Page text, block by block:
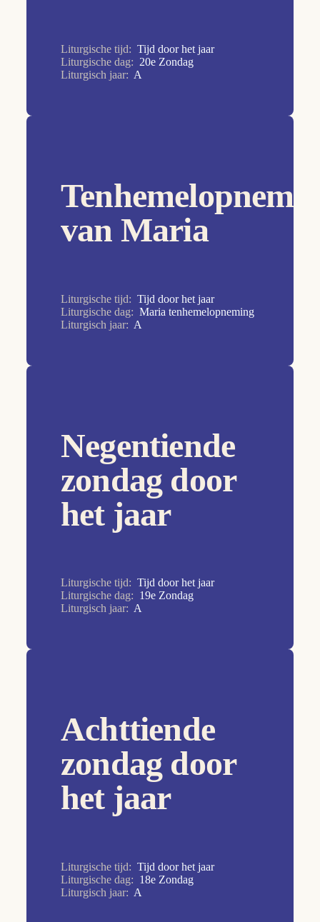
23e Zondag
24e Zondag
29e Zondag
2e Zondag
31e Zondag
32e Zondag
5e Zondag
6e Zondag
7e Zondag
8e Zondag
Allerheiligen
Allerzielen
Goede Vrijdag
Heilige Familie
Hemelvaart van de Heer
HH. Petrus en Paulus
Kerstmis
Liturgische tijd: Tijd door het jaar
Liturgische dag: 20e Zondag
Liturgisch jaar: A
van Maria
Liturgische tijd: Tijd door het jaar
Liturgische dag: Maria tenhemelopneming
Liturgisch jaar: A
Negentiende
zondag door
het jaar
Liturgische tijd: Tijd door het jaar
Liturgische dag: 19e Zondag
Liturgisch jaar: A
Achttiende
zondag door
het jaar
Liturgische tijd: Tijd door het jaar
Liturgische dag: 18e Zondag
Liturgisch jaar: A